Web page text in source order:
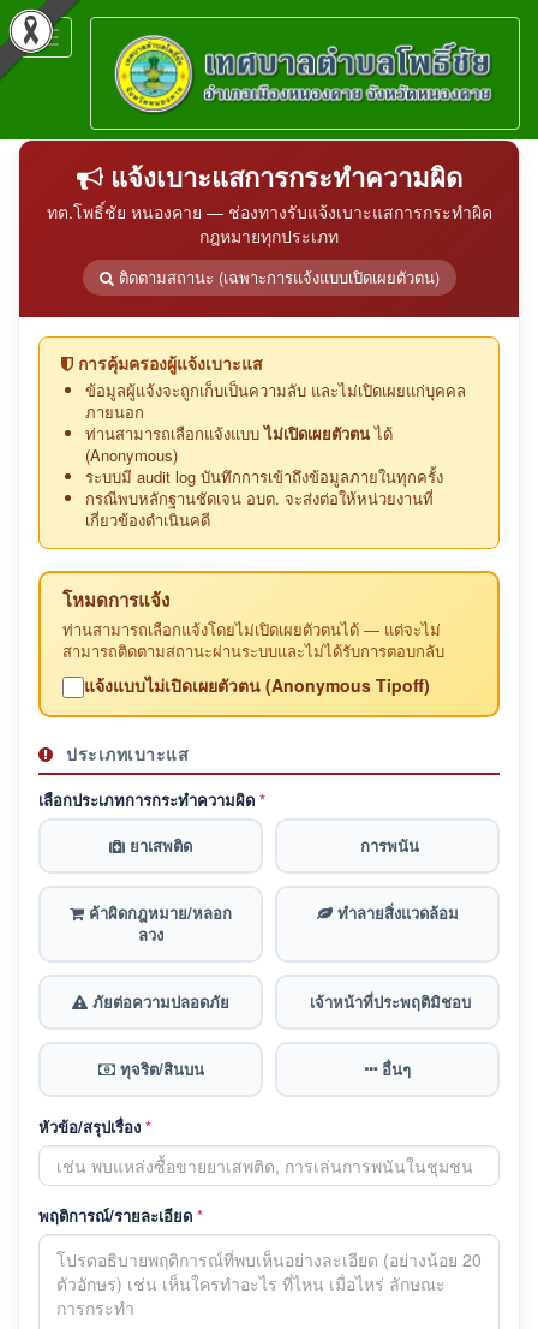
Toggle
navigation
แจ้งเบาะแสการกระทำความผิด
ทต.โพธิ์ชัย หนองคาย — ช่องทางรับแจ้งเบาะแสการกระทำผิด
กฎหมายทุกประเภท
ติดตามสถานะ (เฉพาะการแจ้งแบบเปิดเผยตัวตน)
การคุ้มครองผู้แจ้งเบาะแส
ข้อมูลผู้แจ้งจะถูกเก็บเป็นความลับ และไม่เปิดเผยแก่บุคคล
ภายนอก
ท่านสามารถเลือกแจ้งแบบไม่เปิดเผยตัวตนได้
(Anonymous)
ระบบมี audit log บันทึกการเข้าถึงข้อมูลภายในทุกครั้ง
กรณีพบหลักฐานชัดเจน อบต. จะส่งต่อให้หน่วยงานที่
เกี่ยวข้องดำเนินคดี
โหมดการแจ้ง
ท่านสามารถเลือกแจ้งโดยไม่เปิดเผยตัวตนได้ — แต่จะไม่
สามารถติดตามสถานะผ่านระบบและไม่ได้รับการตอบกลับ
แจ้งแบบไม่เปิดเผยตัวตน (Anonymous Tipoff)
ประเภทเบาะแส
เลือกประเภทการกระทำความผิด *
ยาเสพติด
การพนัน
ค้าผิดกฎหมาย/หลอก
ลวง
ทำลายสิ่งแวดล้อม
ภัยต่อความปลอดภัย เจ้าหน้าที่ประพฤติมิชอบ
ทุจริต/สินบน อื่นๆ
หัวข้อ/สรุปเรื่อง *
พฤติการณ์/รายละเอียด *